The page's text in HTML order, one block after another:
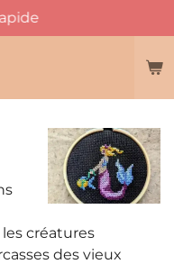
créatures
des vieux